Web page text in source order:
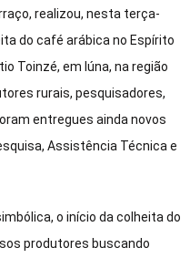
realizou, nesta terça-
do café arábica no Espírito
Toinzé, em Iúna, na região
rurais, pesquisadores,
entregues ainda novos
Assistência Técnica e
o início da colheita do
produtores buscando